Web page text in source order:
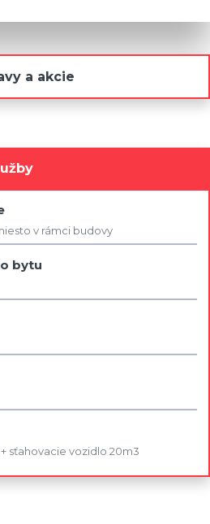
a akcie
v rámci budovy
bytu
sťahovacie vozidlo 20m3